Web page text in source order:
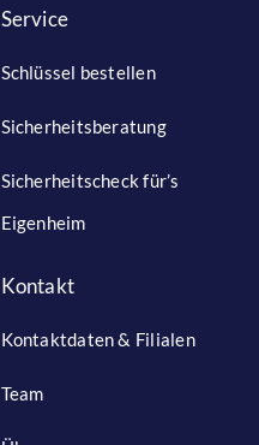
Service
Schlüssel bestellen
Sicherheitsberatung
Sicherheitscheck für’s
Eigenheim
Kontakt
Kontaktdaten & Filialen
Team